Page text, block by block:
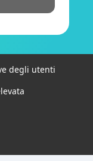
degli utenti